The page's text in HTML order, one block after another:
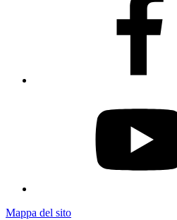
Mappa del sito